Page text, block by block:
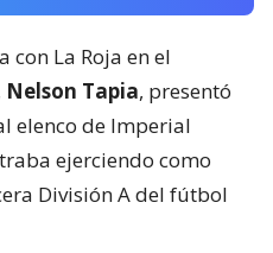
La Roja en el
Nelson Tapia, presentó
elenco de Imperial
ejerciendo como
División A del fútbol